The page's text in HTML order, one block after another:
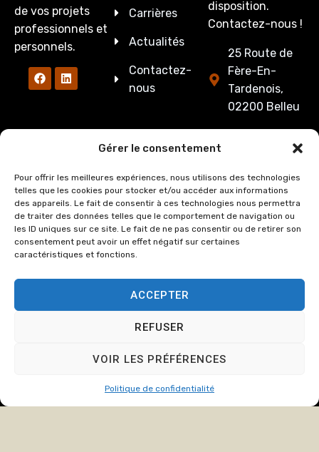
Gérer le consentement
Pour offrir les meilleures expériences, nous utilisons des technologies
telles que les cookies pour stocker et/ou accéder aux informations
des appareils. Le fait de consentir à ces technologies nous permettra
de traiter des données telles que le comportement de navigation ou
les ID uniques sur ce site. Le fait de ne pas consentir ou de retirer son
consentement peut avoir un effet négatif sur certaines
caractéristiques et fonctions.
ACCEPTER
REFUSER
VOIR LES PRÉFÉRENCES
Politique de confidentialité
de vos projets
professionnels et
personnels.
Carrières
Actualités
Contactez-
nous
disposition.
Contactez-nous !
25 Route de
Fère-En-
Tardenois,
02200 Belleu
Du lundi au
jeudi : de
8h00 à 12h15
17h00.